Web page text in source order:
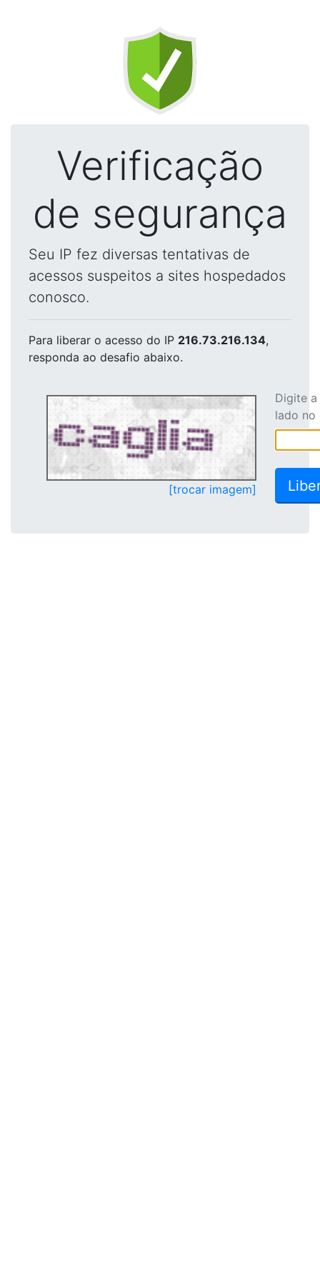
Verificação
de segurança
Seu IP fez diversas tentativas de
acessos suspeitos a sites hospedados
conosco.
Para liberar o acesso do IP 216.73.216.134,
responda ao desafio abaixo.
[trocar imagem]
Digite
lado no